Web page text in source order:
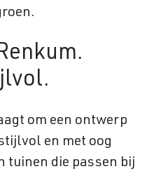
om een ontwerp
en met oog
tuinen die passen bij